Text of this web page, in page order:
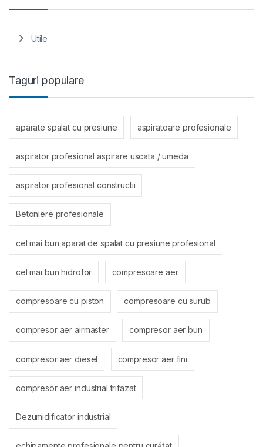
Utile
Taguri populare
aparate spalat cu presiune aspiratoare profesionale
aspirator profesional aspirare uscata / umeda
aspirator profesional constructii
Betoniere profesionale
cel mai bun aparat de spalat cu presiune profesional
cel mai bun hidrofor compresoare aer
compresoare cu piston compresoare cu surub
compresor aer airmaster compresor aer bun
compresor aer diesel compresor aer fini
compresor aer industrial trifazat
Dezumidificator industrial